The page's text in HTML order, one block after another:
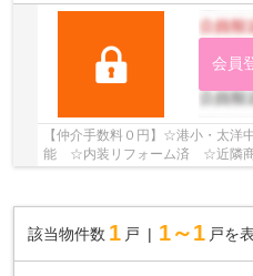
会員
【仲介手数料０円】☆港小・太
能 ☆内装リフォーム済 ☆近隣商
該当物件数 1 戸 1～1 戸を